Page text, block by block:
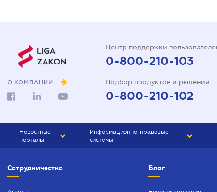
О КОМПАНИИ
Центр поддержки
0-800-210-103
Подбор продуктов и решений
0-800-210-102
Новостные
порталы
БИЗНЕС
Информационно-правовые
системы
Сотрудничество Блог